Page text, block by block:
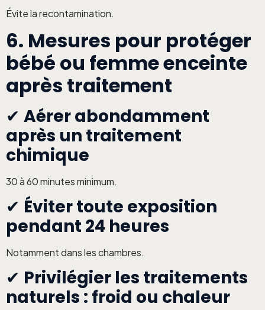
Évite la recontamination.
6. Mesures pour protéger
bébé ou femme enceinte
après traitement
✔ Aérer abondamment
après un traitement
chimique
30 à 60 minutes minimum.
✔ Éviter toute exposition
pendant 24 heures
Notamment dans les chambres.
✔ Privilégier les traitements
naturels : froid ou chaleur